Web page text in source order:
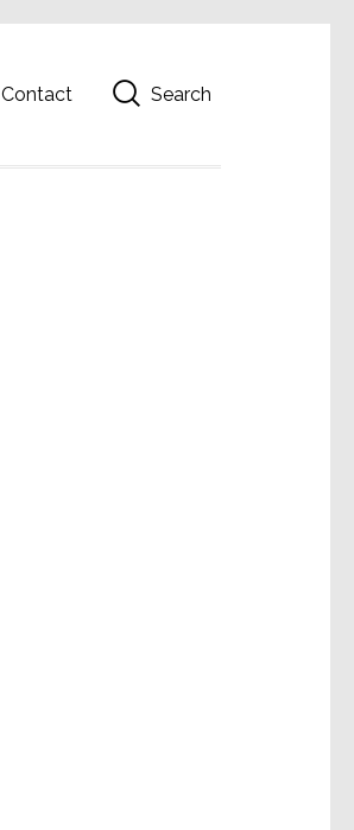
Search
Contact